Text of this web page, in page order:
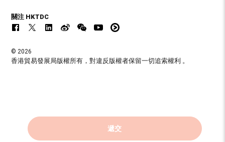
遞交
關注 HKTDC
© 2026
香港貿易發展局版權所有，對違反版權者保留一切追索權利 。